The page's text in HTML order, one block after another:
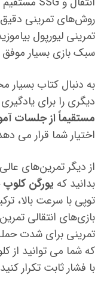
روش‌های تمرینی دقیق
تمرینی لیورپول
سبک بازی بسیار موفق
دیگری را برای یادگیری از
مستقیماً از جلسات
اختیار شما قرار می
از دیگر تمرین‌های
بدانید که یورگن کلوپ
توپی با سرعت بالا،
بازی‌های انتقالی
تمرینی برای شدت
که شما می توانید از
با فشار ثابت تکرار